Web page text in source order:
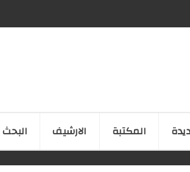
المكتبة الارشیف البحث